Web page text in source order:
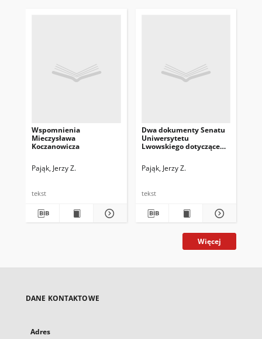
Wspomnienia
Mieczysława
Koczanowicza
Pająk, Jerzy Z.
tekst
Dwa dokumenty Senatu
Uniwersytetu
Lwowskiego dotyczące
Pająk, Jerzy Z.
tekst
Więcej
DANE KONTAKTOWE
Adres